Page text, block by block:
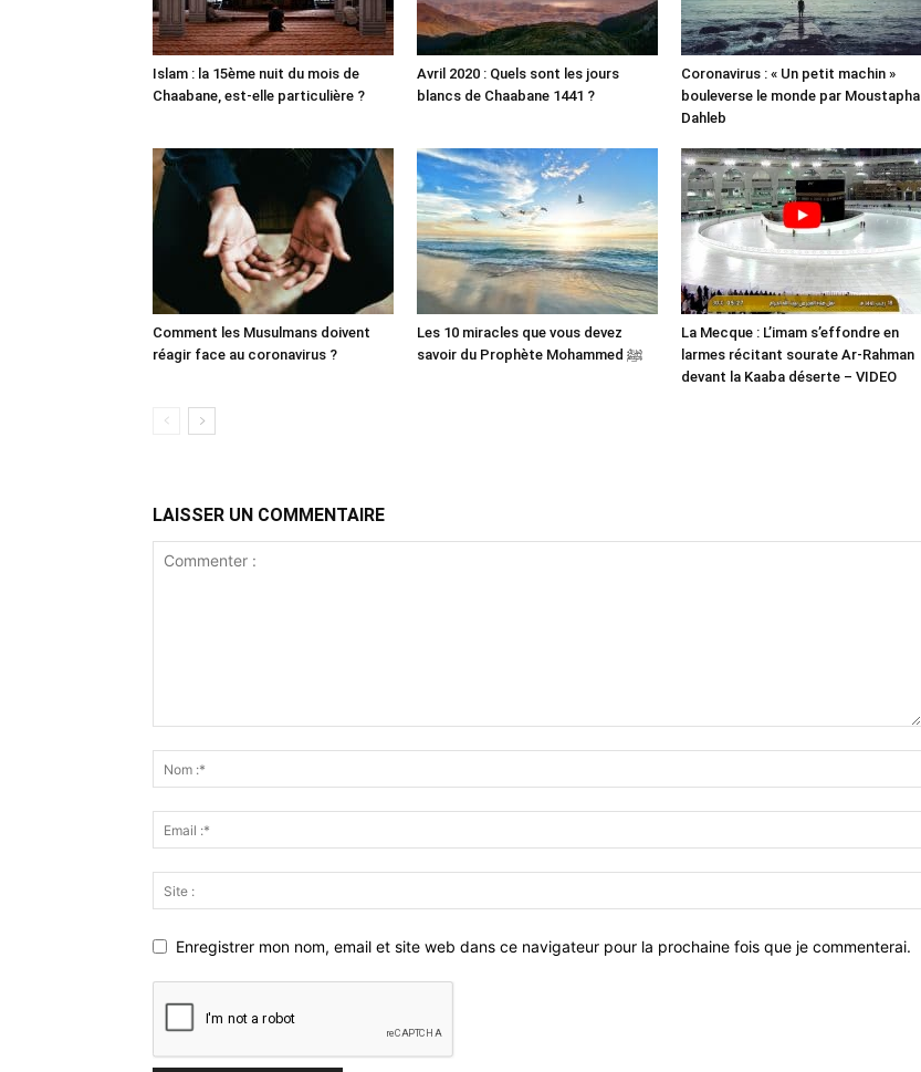
Islam : la 15ème nuit du mois de
Chaabane, est-elle particulière ?
Avril 2020 : Quels sont les jours
blancs de Chaabane 1441 ?
Coronavirus : « Un petit machin »
bouleverse le monde par Moustapha
Dahleb
Comment les Musulmans doivent
réagir face au coronavirus ?
Les 10 miracles que vous devez
savoir du Prophète Mohammed ﷺ
La Mecque : L’imam s’effondre en
larmes récitant sourate Ar-Rahman
devant la Kaaba déserte – VIDEO
LAISSER UN COMMENTAIRE
Enregistrer mon nom, email et site web dans ce navigateur pour la prochaine fois que je commenterai.